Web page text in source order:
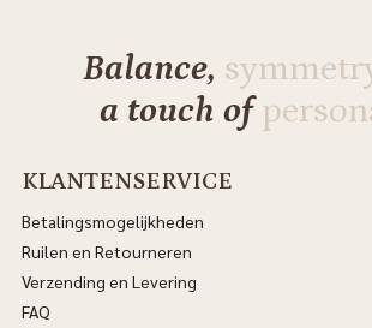
Balance,
a touch of
KLANTENSERVICE
Betalingsmogelijkheden
Ruilen en Retourneren
Verzending en Levering
FAQ